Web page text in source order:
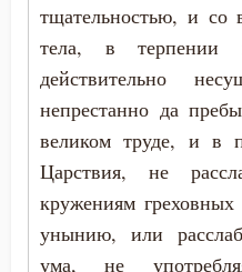
Самолюбие
Самомнение
Свобода
Свобода воли
Святость
Священники
тщательностью, и
тела, в терпении
действительно
непрестанно да
великом труде, и в
Царствия, не
кружениям
унынию, или
ума, не